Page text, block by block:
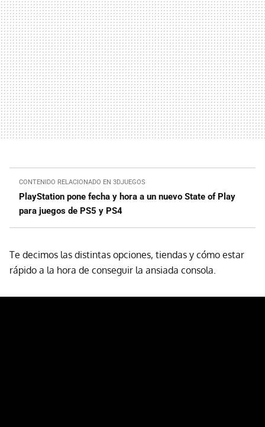
CONTENIDO RELACIONADO EN 3DJUEGOS
PlayStation pone fecha y hora a un nuevo State of Play
para juegos de PS5 y PS4
Te decimos las distintas opciones, tiendas y cómo estar
rápido a la hora de conseguir la ansiada consola.